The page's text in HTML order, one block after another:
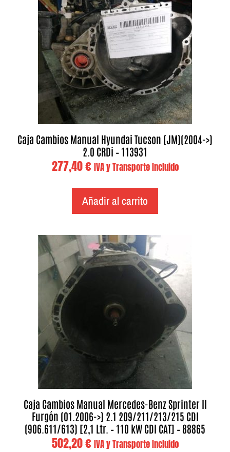
Caja Cambios Manual Hyundai Tucson (JM)(2004->)
2.0 CRDi – 113931
277,40€ IVA y Transporte Incluido
Añadir al carrito
Caja Cambios Manual Mercedes-Benz Sprinter II
Furgón (01.2006->) 2.1 209/211/213/215 CDI
(906.611/613) [2,1 Ltr. – 110 kW CDI CAT] – 88865
502,20€ IVA y Transporte Incluido